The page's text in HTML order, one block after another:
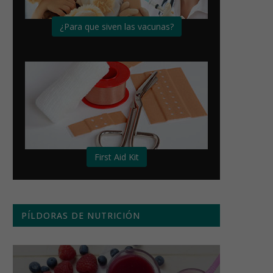
¿Para que siven las vacunas?
First Aid Kit
PÍLDORAS DE NUTRICIÓN